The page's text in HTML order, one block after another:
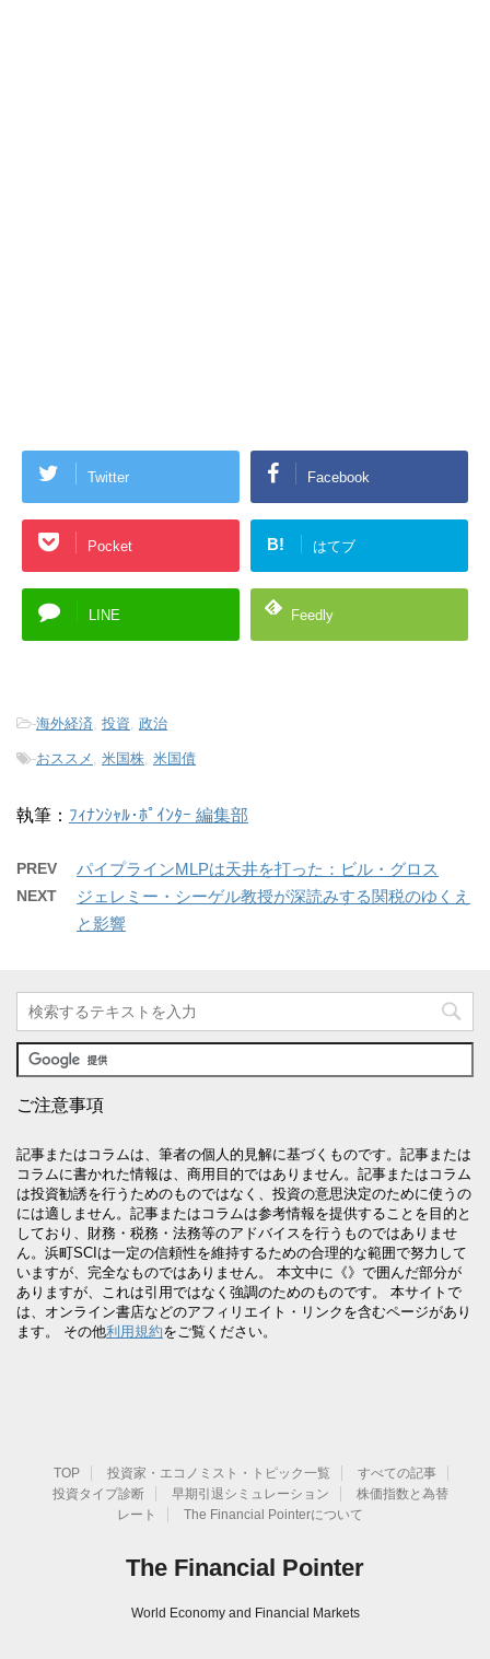
Twitter Facebook
Pocket B! はてブ
LINE Feedly
-海外経済, 投資, 政治
-おススメ , 米国株, 米国債
執筆： ﾌｨﾅﾝｼｬﾙ･ﾎﾟｲﾝﾀｰ 編集部
PREV パイプラインMLPは天井を打った：ビル・グロス
NEXT
ジェレミー・シーゲル教授が深読みする関税のゆくえ
と影響
ご注意事項
記事またはコラムは、筆者の個人的見解に基づくものです。記事または
コラムに書かれた情報は、商用目的ではありません。記事またはコラム
は投資勧誘を行うためのものではなく、投資の意思決定のために使うの
には適しません。記事またはコラムは参考情報を提供することを目的と
しており、財務・税務・法務等のアドバイスを行うものではありませ
ん。浜町SCIは一定の信頼性を維持するための合理的な範囲で努力して
いますが、完全なものではありません。 本文中に《》で囲んだ部分が
ありますが、これは引用ではなく強調のためのものです。 本サイトで
は、オンライン書店などのアフィリエイト・リンクを含むページがあり
ます。 その他利用規約をご覧ください。
TOP 投資家・エコノミスト・トピック一覧
すべての記事
投資タイプ診断
早期引退シミュレーション
株価指数と為替
レート
The Financial Pointerについて
The Financial Pointer
World Economy and Financial Markets